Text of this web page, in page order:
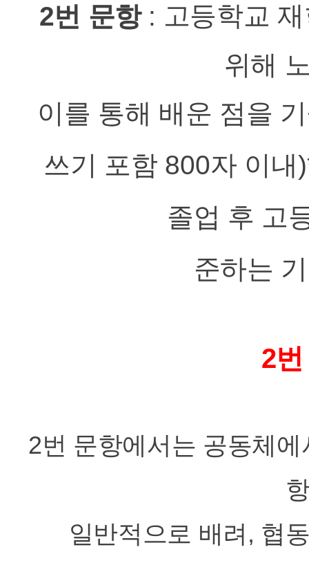
2번 문항: 고등학교
위해
이를 통해 배운 점을
쓰기 포함 800자 이내)
졸업 후 고
준하는
2
2번 문항에서는 공동체
일반적으로 배려, 협